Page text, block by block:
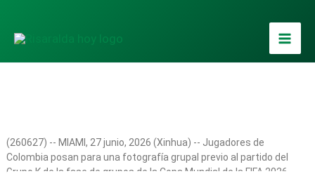
contenido
(260627) -- MIAMI, 27 junio, 2026 (Xinhua) -- Jugadores de
Colombia posan para una fotografía grupal previo al partido del
Grupo K de la fase de grupos de la Copa Mundial de la FIFA 2026